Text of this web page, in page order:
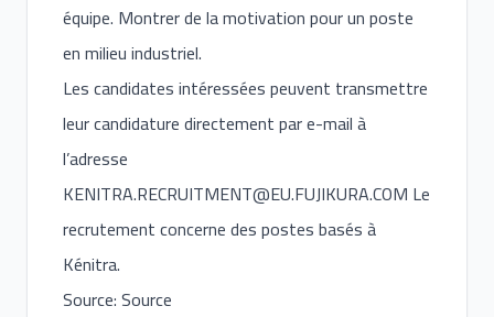
équipe. Montrer de la motivation pour un poste
en milieu industriel.
Les candidates intéressées peuvent transmettre
leur candidature directement par e-mail à
l’adresse
KENITRA.RECRUITMENT@EU.FUJIKURA.COM Le
recrutement concerne des postes basés à
Kénitra.
Source: Source